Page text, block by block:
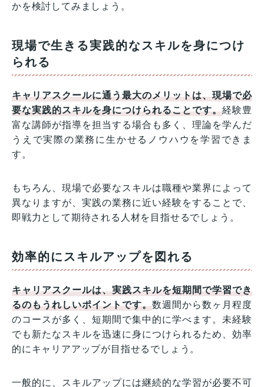
かを検討してみましょう。
現場で生きる実践的なスキルを身につけ
られる
キャリアスクールに通う最大のメリットは、現場で必
要な実践的スキルを身につけられることです。経験豊
富な講師が指導を担当する場合も多く、理論を学んだ
うえで実際の業務に生かせるノウハウを学習できま
す。
もちろん、現場で必要なスキルは職種や業界によって
異なりますが、実践の業務に近い経験をすることで、
即戦力として期待される人材を目指せるでしょう。
効率的にスキルアップを図れる
キャリアスクールは、実践スキルを短期間で学習でき
るのもうれしいポイントです。数週間から数ヶ月程度
のコースが多く、短期間で集中的に学べます。未経験
でも新たなスキルを迅速に身につけられるため、効率
的にキャリアアップが目指せるでしょう。
一般的に、スキルアップには継続的な学習が必要不可